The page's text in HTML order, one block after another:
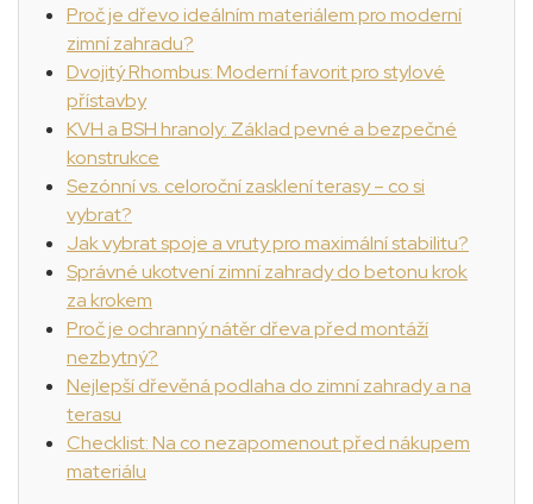
Proč je dřevo ideálním materiálem pro moderní
zimní zahradu?
Dvojitý Rhombus: Moderní favorit pro stylové
přístavby
KVH a BSH hranoly: Základ pevné a bezpečné
konstrukce
Sezónní vs. celoroční zasklení terasy – co si
vybrat?
Jak vybrat spoje a vruty pro maximální stabilitu?
Správné ukotvení zimní zahrady do betonu krok
za krokem
Proč je ochranný nátěr dřeva před montáží
nezbytný?
Nejlepší dřevěná podlaha do zimní zahrady a na
terasu
Checklist: Na co nezapomenout před nákupem
materiálu